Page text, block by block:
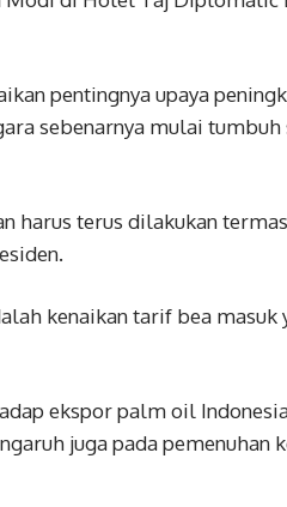
pentingnya upaya
sebenarnya mulai tumbuh
harus terus dilakukan
kenaikan tarif bea masuk
ekspor palm oil
juga pada pemenuhan